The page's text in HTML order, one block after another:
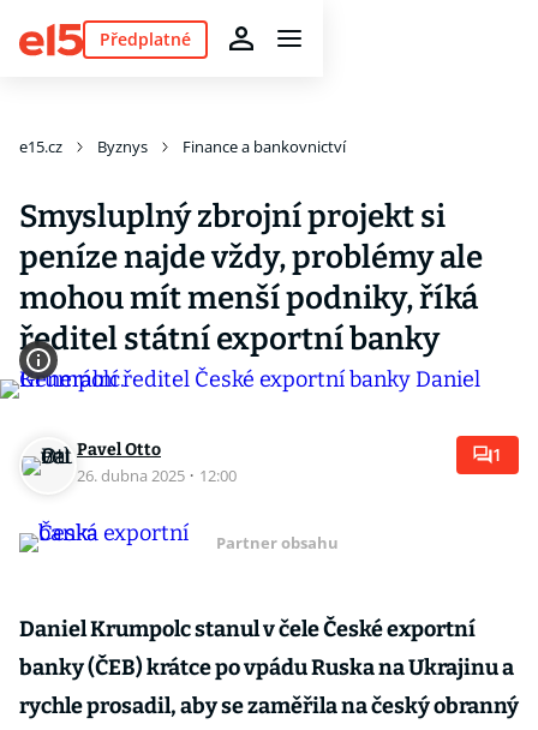
Předplatné
e15.cz Byznys Finance a bankovnictví
Smysluplný zbrojní projekt si
peníze najde vždy, problémy ale
mohou mít menší podniky, říká
ředitel státní exportní banky
Pavel Otto
26. dubna 2025 · 12:00
1
Partner obsahu
Daniel Krumpolc stanul v čele České exportní
banky (ČEB) krátce po vpádu Ruska na Ukrajinu a
rychle prosadil, aby se zaměřila na český obranný